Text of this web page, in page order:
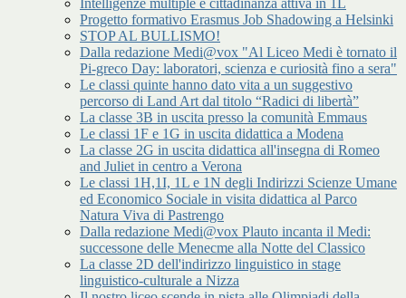
Intelligenze multiple e cittadinanza attiva in 1L
Progetto formativo Erasmus Job Shadowing a Helsinki
STOP AL BULLISMO!
Dalla redazione Medi@vox "Al Liceo Medi è tornato il
Pi-greco Day: laboratori, scienza e curiosità fino a sera"
Le classi quinte hanno dato vita a un suggestivo
percorso di Land Art dal titolo “Radici di libertà”
La classe 3B in uscita presso la comunità Emmaus
Le classi 1F e 1G in uscita didattica a Modena
La classe 2G in uscita didattica all'insegna di Romeo
and Juliet in centro a Verona
Le classi 1H,1I, 1L e 1N degli Indirizzi Scienze Umane
ed Economico Sociale in visita didattica al Parco
Natura Viva di Pastrengo
Dalla redazione Medi@vox Plauto incanta il Medi:
successone delle Menecme alla Notte del Classico
La classe 2D dell'indirizzo linguistico in stage
linguistico-culturale a Nizza